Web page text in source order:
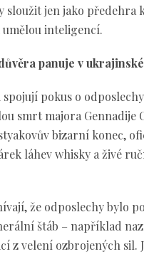
sloužit jen jako
inteligencí.
panuje v
pokus o
smrt majora Gennadije
bizarní konec,
láhev whisky a živé
že odposlechy bylo
štáb – například
z velení ozbrojených sil.